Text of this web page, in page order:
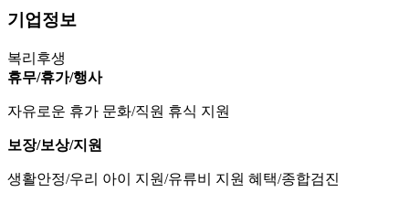
기업정보
복리후생
휴무/휴가/행사
자유로운 휴가 문화/직원 휴식 지원
보장/보상/지원
생활안정/우리 아이 지원/유류비 지원 혜택/종합검진